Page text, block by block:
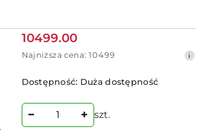
Cena
promocyjna:
10499.00
Najniższa
30
przed
obniżką
Najniższa cena: 10499
Dostępność: Duża dostępność
szt.